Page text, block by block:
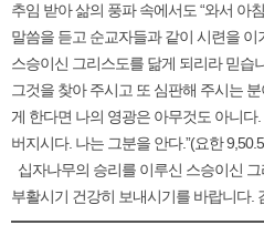
추임 받아 삶의 풍파 속에서도 “와서 아
말씀을 듣고 순교자들과 같이 시련을
스승이신 그리스도를 닮게 되리라 믿습
그것을 찾아 주시고 또 심판해 주시는
게 한다면 나의 영광은 아무것도 아니
버지시다. 나는 그분을 안다.”(요한
십자나무의 승리를 이루신 스승이신
부활시기 건강히 보내시기를 바랍니다.